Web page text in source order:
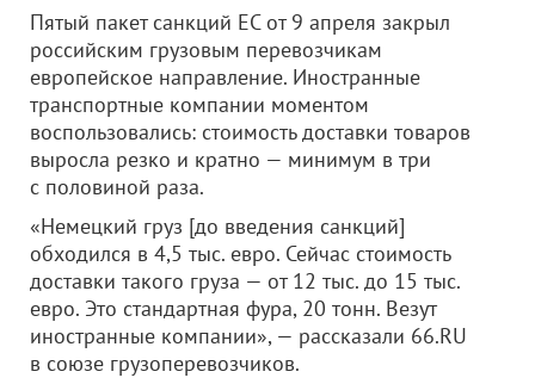
Пятый пакет санкций ЕС от 9 апреля закрыл
российским грузовым перевозчикам
европейское направление. Иностранные
транспортные компании моментом
воспользовались: стоимость доставки товаров
выросла резко и кратно — минимум в три
с половиной раза.
«Немецкий груз [до введения санкций]
обходился в 4,5 тыс. евро. Сейчас стоимость
доставки такого груза — от 12 тыс. до 15 тыс.
евро. Это стандартная фура, 20 тонн. Везут
иностранные компании», — рассказали 66.RU
в союзе грузоперевозчиков.